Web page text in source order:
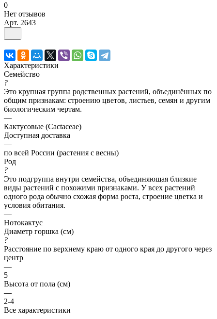
0
Нет отзывов
Арт. 2643
Характеристики
Семейство
?
Это крупная группа родственных растений, объединённых по
общим признакам: строению цветов, листьев, семян и другим
биологическим чертам.
—
Кактусовые (Cactaceae)
Доступная доставка
—
по всей России (растения с весны)
Род
?
Это подгруппа внутри семейства, объединяющая близкие
виды растений с похожими признаками. У всех растений
одного рода обычно схожая форма роста, строение цветка и
условия обитания.
—
Нотокактус
Диаметр горшка (см)
?
Расстояние по верхнему краю от одного края до другого через
центр
—
5
Высота от пола (см)
—
2-4
Все характеристики